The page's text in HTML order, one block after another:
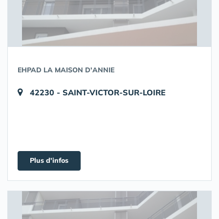
EHPAD LA MAISON D'ANNIE
42230 - SAINT-VICTOR-SUR-LOIRE
Plus d'infos